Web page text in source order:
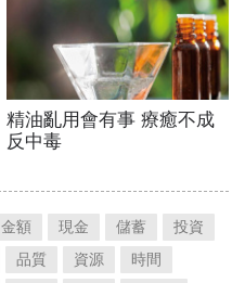
金額 現金 儲蓄
投資
品質 資源
時間